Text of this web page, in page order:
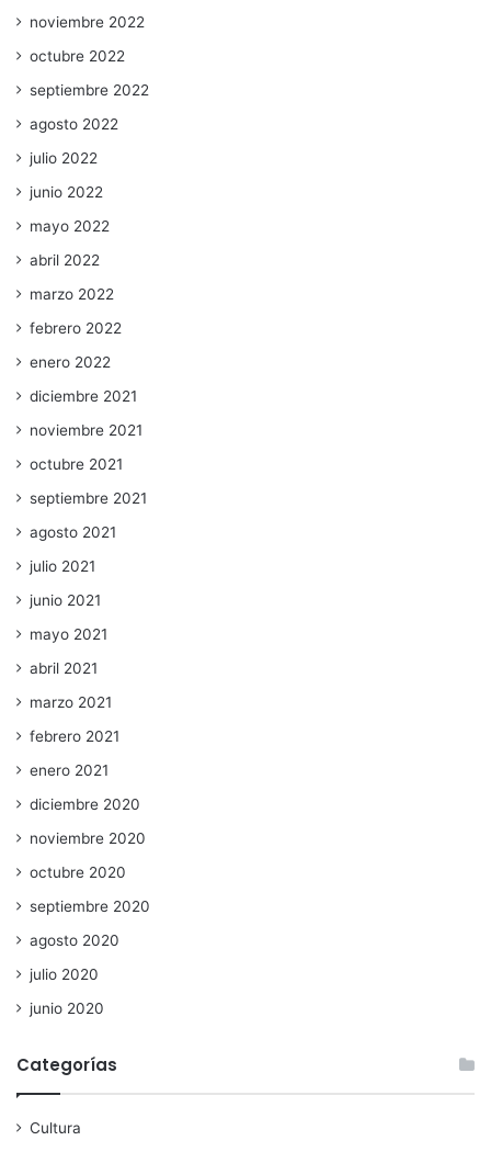
noviembre 2022
octubre 2022
septiembre 2022
agosto 2022
julio 2022
junio 2022
mayo 2022
abril 2022
marzo 2022
febrero 2022
enero 2022
diciembre 2021
noviembre 2021
octubre 2021
septiembre 2021
agosto 2021
julio 2021
junio 2021
mayo 2021
abril 2021
marzo 2021
febrero 2021
enero 2021
diciembre 2020
noviembre 2020
octubre 2020
septiembre 2020
agosto 2020
julio 2020
junio 2020
Categorías
Cultura